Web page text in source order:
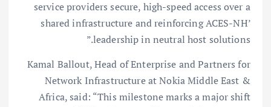
service providers secure, high-speed access over a
shared infrastructure and reinforcing ACES-NH’
leadership in neutral host solutions.”
Kamal Ballout, Head of Enterprise and Partners for
Network Infrastructure at Nokia Middle East &
Africa, said: “This milestone marks a major shift